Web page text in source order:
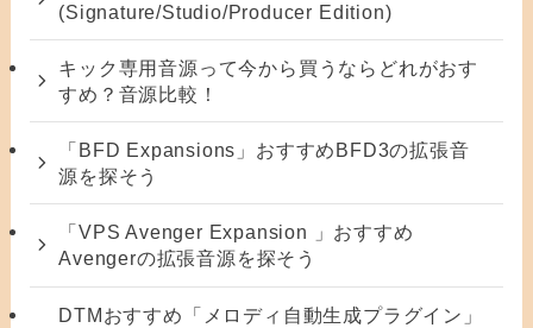
(Signature/Studio/Producer Edition)
キック専用音源って今から買うならどれがおす
すめ？音源比較！
「BFD Expansions」おすすめBFD3の拡張音
源を探そう
「VPS Avenger Expansion 」おすすめ
Avengerの拡張音源を探そう
DTMおすすめ「メロディ自動生成プラグイン」